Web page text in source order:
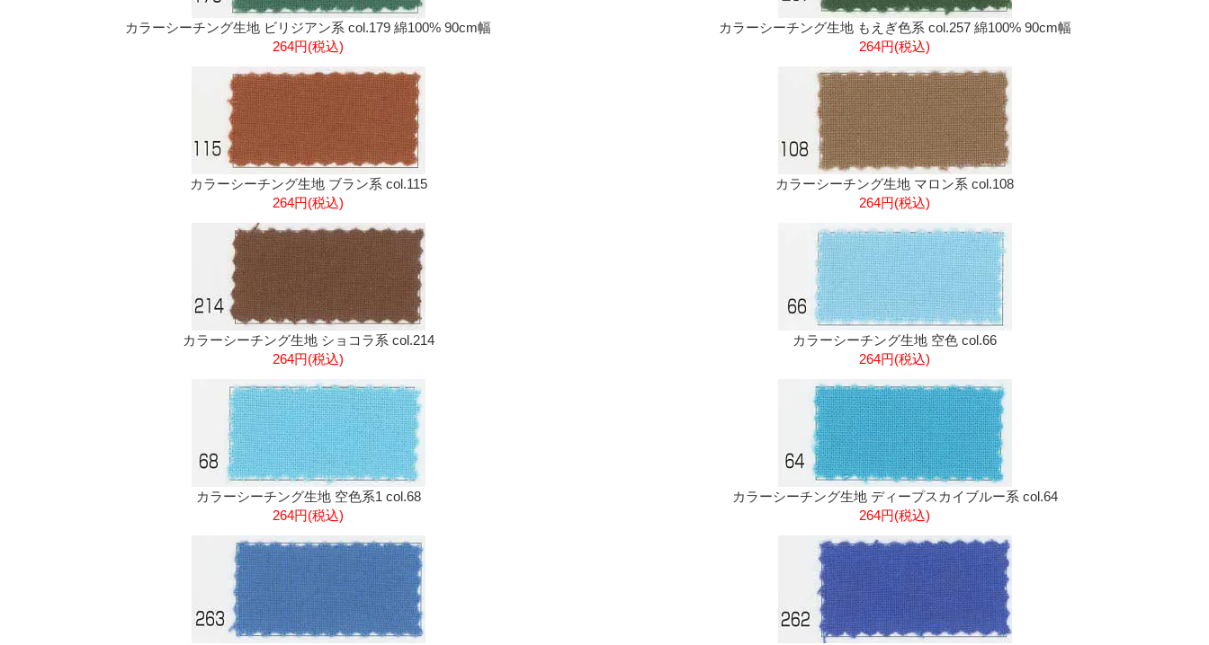
カラーシーチング生地 ビリジアン系 col.179 綿100% 90cm幅
264円(税込)
カラーシーチング生地 もえぎ色系 col.257 綿100% 90cm幅
264円(税込)
カラーシーチング生地 ブラン系 col.115
264円(税込)
カラーシーチング生地 マロン系 col.108
264円(税込)
カラーシーチング生地 ショコラ系 col.214
264円(税込)
カラーシーチング生地 空色 col.66
264円(税込)
カラーシーチング生地 空色系1 col.68
264円(税込)
カラーシーチング生地 ディープスカイブルー系 col.64
264円(税込)